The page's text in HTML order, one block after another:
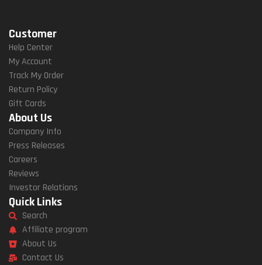
Customer
Help Center
My Account
Track My Order
Return Policy
Gift Cards
About Us
Company Info
Press Releases
Careers
Reviews
Investor Relations
Quick Links
Search
Affiliate program
About Us
Contact Us